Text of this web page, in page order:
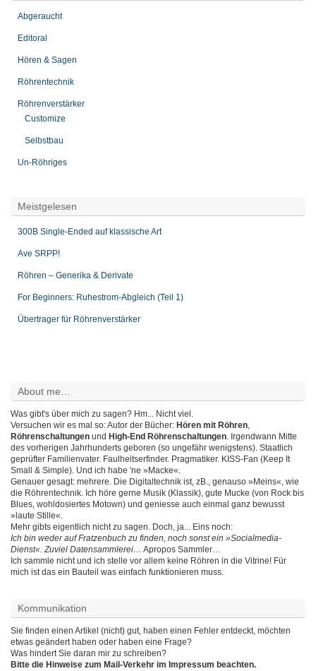
Abgeraucht
Editoral
Hören & Sagen
Röhrentechnik
Röhrenverstärker
Customize
Selbstbau
Un-Röhriges
Meistgelesen
300B Single-Ended auf klassische Art
Ave SRPP!
Röhren – Generika & Derivate
For Beginners: Ruhestrom-Abgleich (Teil 1)
Übertrager für Röhrenverstärker
About me…
Was gibt's über mich zu sagen? Hm... Nicht viel.
Versuchen wir es mal so: Autor der Bücher: Hören mit Röhren,
Röhrenschaltungen und High-End Röhrenschaltungen. Irgendwann Mitte
des vorherigen Jahrhunderts geboren (so ungefähr wenigstens). Staatlich
geprüfter Familienvater. Faulheitserfinder. Pragmatiker. KISS-Fan (Keep It
Small & Simple). Und ich habe 'ne »Macke«.
Genauer gesagt: mehrere. Die Digitaltechnik ist, zB., genauso »Meins«, wie
die Röhrentechnik. Ich höre gerne Musik (Klassik), gute Mucke (von Rock bis
Blues, wohldosiertes Motown) und geniesse auch einmal ganz bewusst
»laute Stille«.
Mehr gibts eigentlich nicht zu sagen. Doch, ja... Eins noch:
Ich bin weder auf Fratzenbuch zu finden, noch sonst ein »Socialmedia-
Dienst«. Zuviel Datensammlerei… Apropos Sammler…
Ich sammle nicht und ich stelle vor allem keine Röhren in die Vitrine! Für
mich ist das ein Bauteil was einfach funktionieren muss.
Kommunikation
Sie finden einen Artikel (nicht) gut, haben einen Fehler entdeckt, möchten
etwas geändert haben oder haben eine Frage?
Was hindert Sie daran mir zu schreiben?
Bitte die Hinweise zum Mail-Verkehr im Impressum beachten.